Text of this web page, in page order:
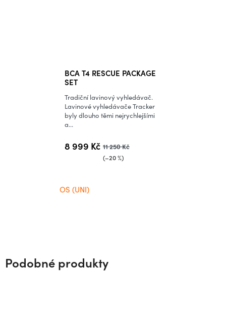
BCA T4 RESCUE PACKAGE
SET
8 999 Kč 11 250 Kč
(–20 %)
Tradiční lavinový vyhledávač.
Lavinové vyhledávače Tracker
byly dlouho těmi nejrychlejšími
a...
OS (UNI)
Podobné produkty